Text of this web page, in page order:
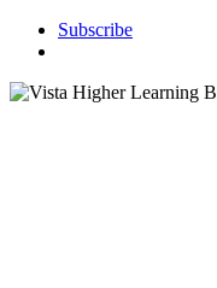
Subscribe